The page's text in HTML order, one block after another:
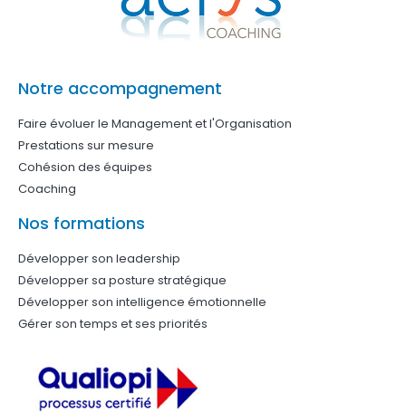
Notre accompagnement
Faire évoluer le Management et l'Organisation
Prestations sur mesure
Cohésion des équipes
Coaching
Nos formations
Développer son leadership
Développer sa posture stratégique
Développer son intelligence émotionnelle
Gérer son temps et ses priorités